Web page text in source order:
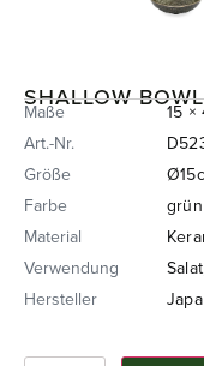
SHALLOW
Maße
15 ×
Art.-Nr.
Größe
Farbe
grün
Material
Verwendung
Hersteller